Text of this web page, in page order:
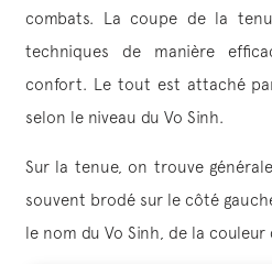
combats. La coupe de la
techniques de manière
confort. Le tout est attaché
selon le niveau du Vo Sinh.
Sur la tenue, on trouve
souvent brodé sur le côté
le nom du Vo Sinh, de la couleur